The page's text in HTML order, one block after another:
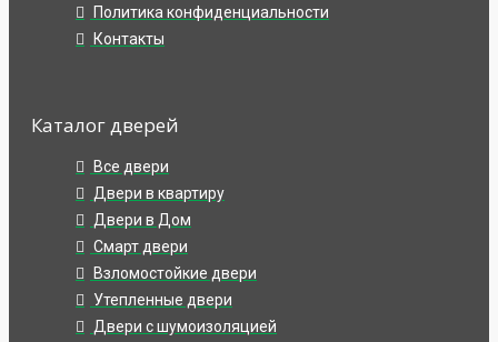
Политика конфиденциальности
Контакты
Каталог дверей
Все двери
Двери в квартиру
Двери в Дом
Смарт двери
Взломостойкие двери
Утепленные двери
Двери с шумоизоляцией